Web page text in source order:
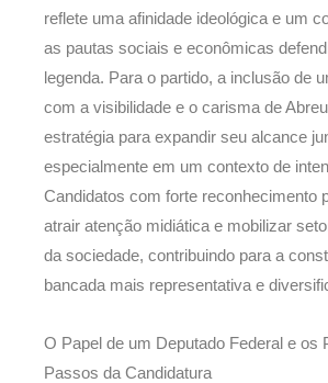
reflete uma afinidade ideológica e um
as pautas sociais e econômicas
legenda. Para o partido, a inclusão de
com a visibilidade e o carisma de
estratégia para expandir seu alcance
especialmente em um contexto de
Candidatos com forte reconhecimento
atrair atenção midiática e mobilizar
da sociedade, contribuindo para a
bancada mais representativa e
O Papel de um Deputado Federal e os
Passos da Candidatura